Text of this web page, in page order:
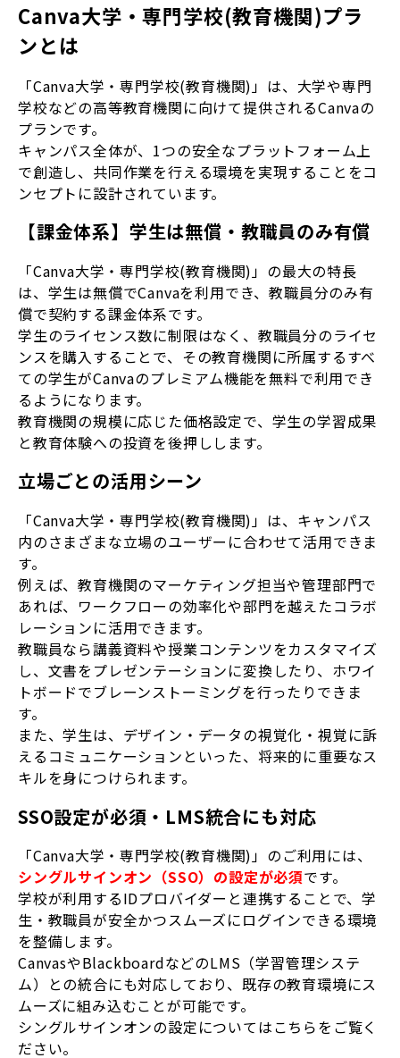
Canva大学・専門学校(教育機関)プラ
ンとは
「Canva大学・専門学校(教育機関)」は、大学や専門
学校などの高等教育機関に向けて提供されるCanvaの
プランです。
キャンパス全体が、1つの安全なプラットフォーム上
で創造し、共同作業を行える環境を実現することをコ
ンセプトに設計されています。
【課金体系】学生は無償・教職員のみ有償
「Canva大学・専門学校(教育機関)」の最大の特長
は、学生は無償でCanvaを利用でき、教職員分のみ有
償で契約する課金体系です。
学生のライセンス数に制限はなく、教職員分のライセ
ンスを購入することで、その教育機関に所属するすべ
ての学生がCanvaのプレミアム機能を無料で利用でき
るようになります。
教育機関の規模に応じた価格設定で、学生の学習成果
と教育体験への投資を後押しします。
立場ごとの活用シーン
「Canva大学・専門学校(教育機関)」は、キャンパス
内のさまざまな立場のユーザーに合わせて活用できま
す。
例えば、教育機関のマーケティング担当や管理部門で
あれば、ワークフローの効率化や部門を越えたコラボ
レーションに活用できます。
教職員なら講義資料や授業コンテンツをカスタマイズ
し、文書をプレゼンテーションに変換したり、ホワイ
トボードでブレーンストーミングを行ったりできま
す。
また、学生は、デザイン・データの視覚化・視覚に訴
えるコミュニケーションといった、将来的に重要なス
キルを身につけられます。
SSO設定が必須・LMS統合にも対応
「Canva大学・専門学校(教育機関)」のご利用には、
シングルサインオン（SSO）の設定が必須です。
学校が利用するIDプロバイダーと連携することで、学
生・教職員が安全かつスムーズにログインできる環境
を整備します。
CanvasやBlackboardなどのLMS（学習管理システ
ム）との統合にも対応しており、既存の教育環境にス
ムーズに組み込むことが可能です。
シングルサインオンの設定についてはこちらをご覧く
ださい。